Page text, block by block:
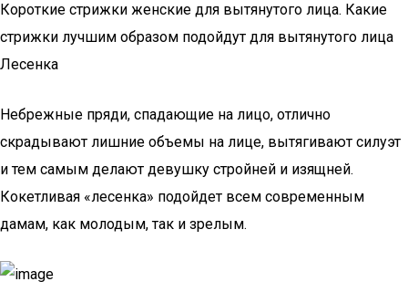
Короткие стрижки женские для вытянутого лица. Какие
стрижки лучшим образом подойдут для вытянутого лица
Лесенка
Небрежные пряди, спадающие на лицо, отлично
скрадывают лишние объемы на лице, вытягивают силуэт
и тем самым делают девушку стройней и изящней.
Кокетливая «лесенка» подойдет всем современным
дамам, как молодым, так и зрелым.